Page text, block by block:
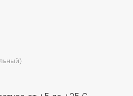
лимонный, зеленый.
успокаивающее,
противогрибковое,
своим положительным